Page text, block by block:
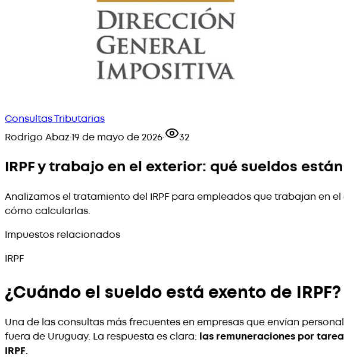
Consultas Tributarias
Rodrigo Abaz·19 de mayo de 2026· 32
IRPF y trabajo en el exterior: qué sueldos
Analizamos el tratamiento del IRPF para empleados que trabajan en
cómo calcularlas.
Impuestos relacionados
IRPF
¿Cuándo el sueldo está exento de IRPF?
Una de las consultas más frecuentes en empresas que envían
fuera de Uruguay. La respuesta es clara: las remuneraciones por
IRPF.